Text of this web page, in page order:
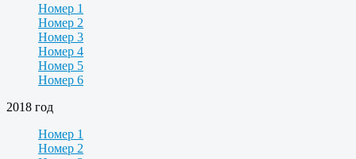
Номер 1
Номер 2
Номер 3
Номер 4
Номер 5
Номер 6
2018 год
Номер 1
Номер 2